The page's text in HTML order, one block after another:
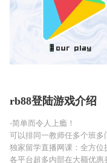
rb88登陆游戏介绍
-简单而令人上瘾！
可以排同一教师任多个班
独家留学直播网课：全方位
各平台超多内部在大额优惠